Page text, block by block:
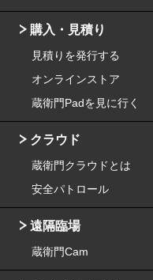
購入・見積り
見積りを発行する
オンラインストア
蔵衛門Padを見に行く
クラウド
蔵衛門クラウドとは
安全パトロール
遠隔臨場
蔵衛門Cam